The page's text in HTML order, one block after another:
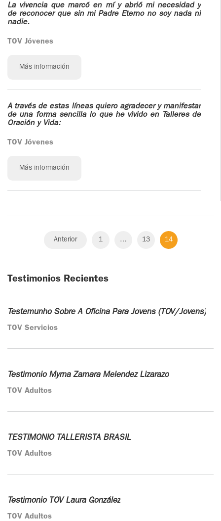
La vivencia que marcó en mí y abrió mi necesidad y
de reconocer que sin mi Padre Eterno no soy nada ni
nadie.
TOV Jóvenes
Más información
A través de estas líneas quiero agradecer y manifestar
de una forma sencilla lo que he vivido en Talleres de
Oración y Vida:
TOV Jóvenes
Más información
Anterior 1 … 13 14
Testimonios Recientes
Testemunho Sobre A Oficina Para Jovens (TOV/Jovens)
TOV Servicios
Testimonio Myrna Zamara Melendez Lizarazo
TOV Adultos
TESTIMONIO TALLERISTA BRASIL
TOV Adultos
Testimonio TOV Laura González
TOV Adultos